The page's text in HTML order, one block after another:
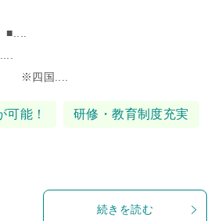
※四国....
可能！ 研修・教育制度充実
続きを読む